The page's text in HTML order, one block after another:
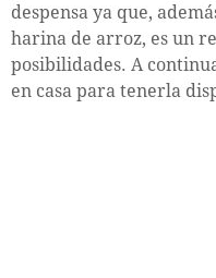
despensa ya que,
harina de arroz, es un
posibilidades. A
en casa para tenerla